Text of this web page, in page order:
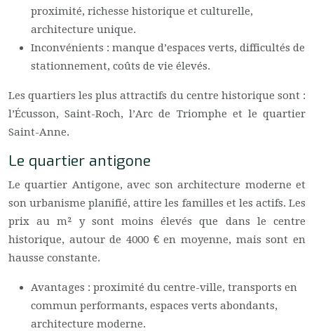
proximité, richesse historique et culturelle,
architecture unique.
Inconvénients : manque d’espaces verts, difficultés de
stationnement, coûts de vie élevés.
Les quartiers les plus attractifs du centre historique sont :
l’Écusson, Saint-Roch, l’Arc de Triomphe et le quartier
Saint-Anne.
Le quartier antigone
Le quartier Antigone, avec son architecture moderne et
son urbanisme planifié, attire les familles et les actifs. Les
prix au m² y sont moins élevés que dans le centre
historique, autour de 4000 € en moyenne, mais sont en
hausse constante.
Avantages : proximité du centre-ville, transports en
commun performants, espaces verts abondants,
architecture moderne.